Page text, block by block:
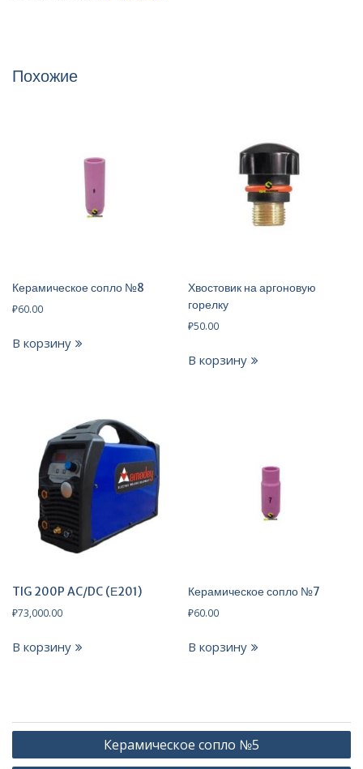
Похожие
Керамическое сопло №8
₽60.00
В корзину
Хвостовик на аргоновую
горелку
₽50.00
В корзину
TIG 200P AC/DC (Е201)
₽73,000.00
В корзину
Керамическое сопло №7
₽60.00
В корзину
Навигация
по
Керамическое сопло №5